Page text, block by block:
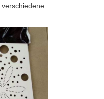
verschiedene